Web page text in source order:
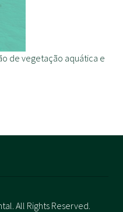
de vegetação aquática e
All Rights Reserved.